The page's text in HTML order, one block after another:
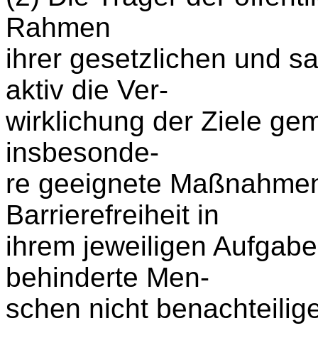
Rahmen
ihrer gesetzlichen und
aktiv die Ver-
wirklichung der Ziele
insbesonde-
re geeignete
Barrierefreiheit in
ihrem jeweiligen
behinderte Men-
schen nicht